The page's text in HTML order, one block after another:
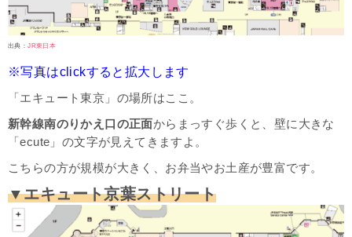
出典：JR東日本
※写真はclickすると拡大します
「エキュート東京」の場所はここ。
新幹線南のりかえ口の正面からまっすぐ歩くと、壁に大きな
「ecute」の文字が見えてきますよ。
こちらの方が規模が大きく、お弁当やお土産が豊富です。
▼エキュート京葉ストリート